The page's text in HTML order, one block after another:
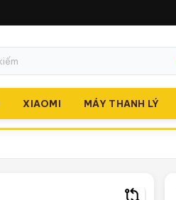
XIAOMI MÁY THANH LÝ